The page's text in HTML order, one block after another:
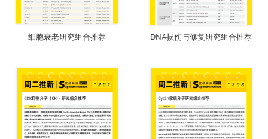
下载
细胞衰老研究组合推荐 下载
DNA损伤与修复研究组合推荐